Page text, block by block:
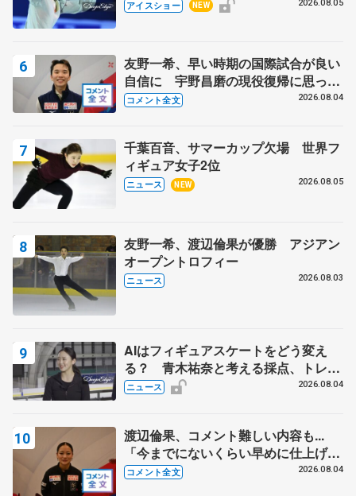
アイスショー NEW 2026.08.05
友野一希、早い時期の国際試合が良い
自信に 宇野昌磨の現役復帰に思って
いること 【アジアンオープントロフ
コメント全文 2026.08.04
千葉百音、サマーカップ欠場 世界フ
ィギュア女子2位
ニュース NEW 2026.08.05
友野一希、渡辺倫果が優勝 アジアン
オープントロフィー
ニュース 2026.08.03
AIはフィギュアスケートをどう変え
る？ 青木祐奈と考える採点、トレー
ニングの未来
ニュース 2026.08.04
渡辺倫果、コメント難しい内容も...
「今までにないくらい早めに仕上げら
れている」 【アジアンオープントロ
コメント全文 2026.08.04